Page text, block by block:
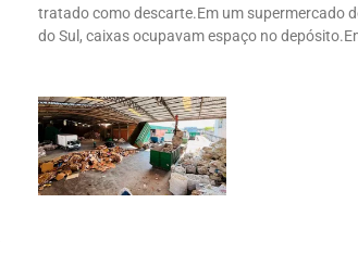
tratado como descarte.Em um supermercado
do Sul, caixas ocupavam espaço no